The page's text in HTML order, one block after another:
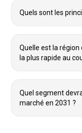
Quels sont les
Quelle est la
la plus rapide au
Quel segment
marché en 2031 ?